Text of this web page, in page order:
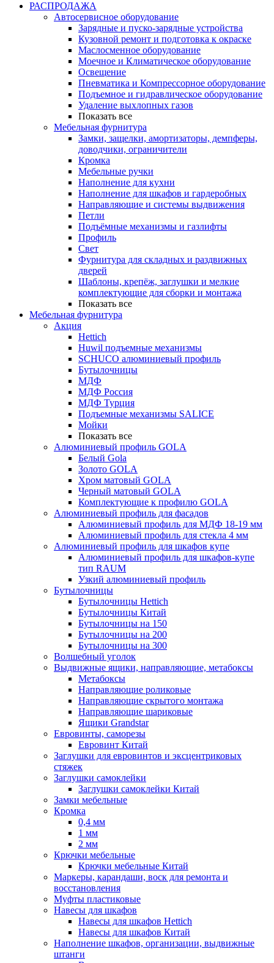
РАСПРОДАЖА
Автосервисное оборудование
Зарядные и пуско-зарядные устройства
Кузовной ремонт и подготовка к окраске
Маслосменное оборудование
Моечное и Климатическое оборудование
Освещение
Пневматика и Компрессорное оборудование
Подъемное и гидравлическое оборудование
Удаление выхлопных газов
Показать все
Мебельная фурнитура
Замки, защелки, амортизаторы, демпферы,
доводчики, ограничители
Кромка
Мебельные ручки
Наполнение для кухни
Наполнение для шкафов и гардеробных
Направляющие и системы выдвижения
Петли
Подъёмные механизмы и газлифты
Профиль
Свет
Фурнитура для складных и раздвижных
дверей
Шаблоны, крепёж, заглушки и мелкие
комплектующие для сборки и монтажа
Показать все
Мебельная фурнитура
Акция
Hettich
Huwil подъемные механизмы
SCHUCO алюминиевый профиль
Бутылочницы
МДФ
МДФ Россия
МДФ Турция
Подъемные механизмы SALICE
Мойки
Показать все
Алюминиевый профиль GOLA
Белый Gola
Золото GOLA
Хром матовый GOLA
Черный матовый GOLA
Комплектующие к профилю GOLA
Алюминиевый профиль для фасадов
Алюминиевый профиль для МДФ 18-19 мм
Алюминиевый профиль для стекла 4 мм
Алюминиевый профиль для шкафов купе
Алюминиевый профиль для шкафов-купе
тип RAUM
Узкий алюминиевый профиль
Бутылочницы
Бутылочницы Hettich
Бутылочницы Китай
Бутылочницы на 150
Бутылочницы на 200
Бутылочницы на 300
Волшебный уголок
Выдвижные ящики, направляющие, метабоксы
Метабоксы
Направляющие роликовые
Направляющие скрытого монтажа
Направляющие шариковые
Ящики Grandstar
Евровинты, саморезы
Евровинт Китай
Заглушки для евровинтов и эксцентриковых
стяжек
Заглушки самоклейки
Заглушки самоклейки Китай
Замки мебельные
Кромка
0,4 мм
1 мм
2 мм
Крючки мебельные
Крючки мебельные Китай
Маркеры, карандаши, воск для ремонта и
восстановления
Муфты пластиковые
Навесы для шкафов
Навесы для шкафов Hettich
Навесы для шкафов Китай
Наполнение шкафов, организации, выдвижные
штанги